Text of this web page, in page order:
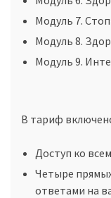
Модуль 7.
Модуль 8.
Модуль 9.
В тариф
Доступ ко
Четыре
ответами на